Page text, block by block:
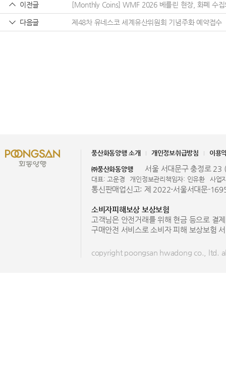
이전글 [Monthly Coins] WMF 2026 베를린 현장, 화폐 수집
다음글 제48차 유네스코 세계유산위원회 기념주화 예약접수
풍산화동양행 소개 개인정보취급방침 이용
㈜풍산화동양행 서울 서대문구 충정로 23
대표: 고운경 개인정보관리책임자: 인유환 사업
통신판매업신고: 제 2022-서울서대문-
소비자피해보상 보상보험
고객님은 안전거래를 위해 현금 등으로 결
구매안전 서비스로 소비자 피해 보상보험
copyright poongsan hwadong co., ltd.